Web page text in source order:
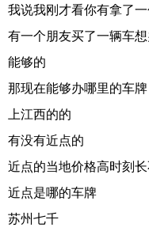
我说我刚才看你有拿了
有一个朋友买了一辆车
能够的
那现在能够办哪里的车牌
上江西的的
有没有近点的
近点的当地价格高时刻
近点是哪的车牌
苏州七千